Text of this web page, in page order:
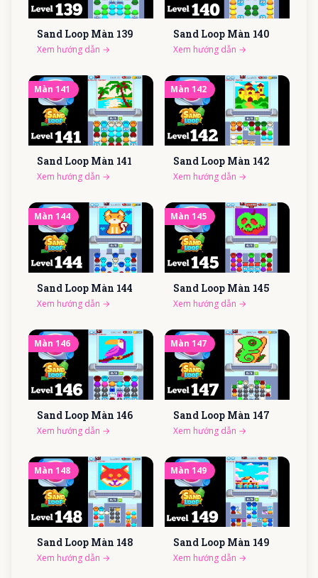
Sand Loop Màn 139
Xem hướng dẫn →
Sand Loop Màn 140
Xem hướng dẫn →
Màn 141
Sand Loop Màn 141
Xem hướng dẫn →
Màn 142
Sand Loop Màn 142
Xem hướng dẫn →
Màn 144
Sand Loop Màn 144
Xem hướng dẫn →
Màn 145
Sand Loop Màn 145
Xem hướng dẫn →
Màn 146
Sand Loop Màn 146
Xem hướng dẫn →
Màn 147
Sand Loop Màn 147
Xem hướng dẫn →
Màn 148
Sand Loop Màn 148
Xem hướng dẫn →
Màn 149
Sand Loop Màn 149
Xem hướng dẫn →